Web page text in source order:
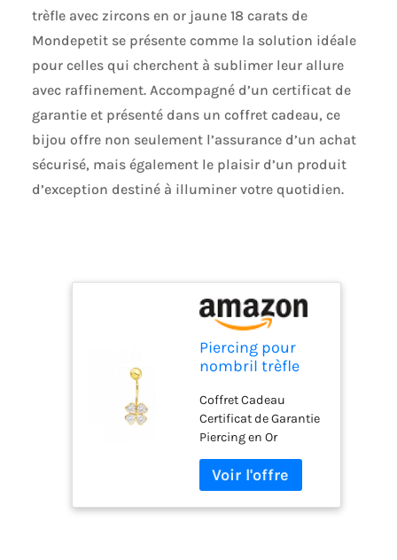
trèfle avec zircons en or jaune 18 carats de
Mondepetit se présente comme la solution idéale
pour celles qui cherchent à sublimer leur allure
avec raffinement. Accompagné d’un certificat de
garantie et présenté dans un coffret cadeau, ce
bijou offre non seulement l’assurance d’un achat
sécurisé, mais également le plaisir d’un produit
d’exception destiné à illuminer votre quotidien.
Piercing pour
nombril trèfle
jaune 18 carats -
Certificat de
Garantie - Coffret
Cadeau -
Mondepetit
Coffret Cadeau
Certificat de Garantie
Piercing en Or